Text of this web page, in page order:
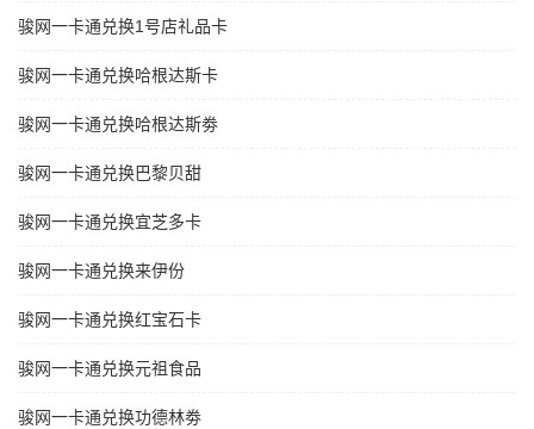
骏网一卡通兑换1号店礼品卡
骏网一卡通兑换哈根达斯卡
骏网一卡通兑换哈根达斯劵
骏网一卡通兑换巴黎贝甜
骏网一卡通兑换宜芝多卡
骏网一卡通兑换来伊份
骏网一卡通兑换红宝石卡
骏网一卡通兑换元祖食品
骏网一卡通兑换功德林劵